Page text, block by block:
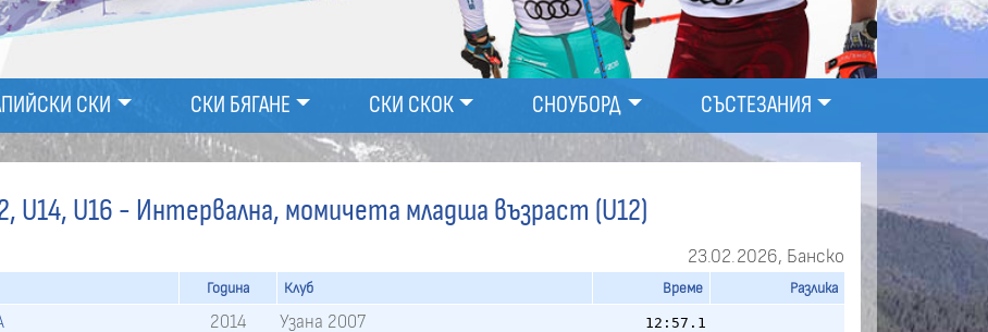
СКИ СКИ БЯГАНЕ СКИ СКОК СНОУБОРД СЪСТЕЗАНИЯ
U14, U16 - Интервална, момичета младша възраст (U12)
23.02.2026, Банско
Година Клуб Време Разлика
2014 Узана 2007 12:57.1